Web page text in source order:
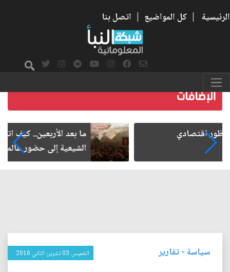
الرئيسية | كل المواضيع | اتصل بنا
ما بعد الأربعين.. كيف اتسعت الزيارة من هويتها
الشيعية إلى حضور عالمي؟
سياسة-تقارير الخميس 03 تشرين الثاني 2016